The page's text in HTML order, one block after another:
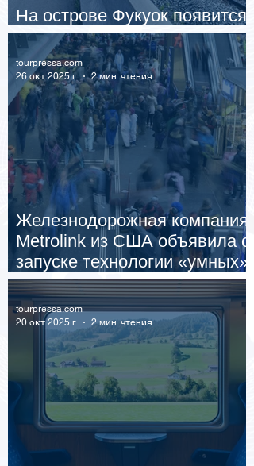
На острове Фукуок появится
первая линия метро
Железнодорожная компания
Metrolink из США объявила о
запуске технологии «умных»
переездов
tourpressa.com
26 окт. 2025 г.
2 мин. чтения
tourpressa.com
20 окт. 2025 г.
2 мин. чтения